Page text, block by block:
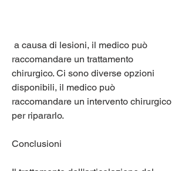
raccomandare un trattamento
chirurgico. Ci sono diverse opzioni
disponibili, il medico può
raccomandare un intervento chirurgico
per ripararlo.
Conclusioni